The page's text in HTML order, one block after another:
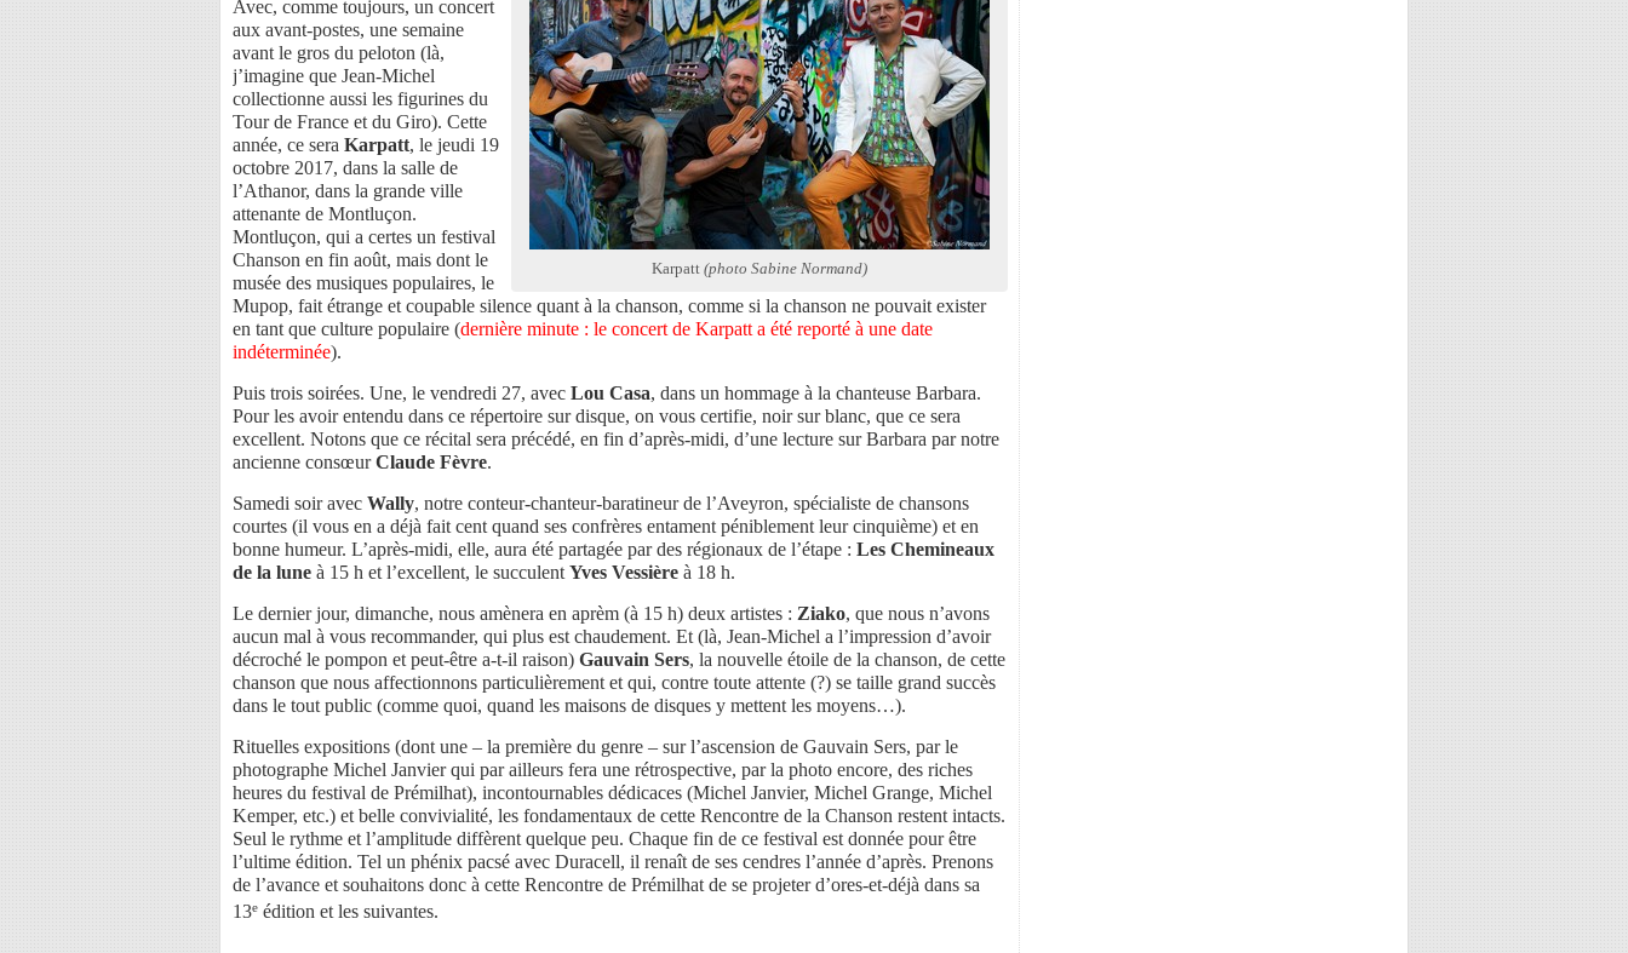
Karpatt (photo Sabine Normand)
Avec, comme toujours, un concert
aux avant-postes, une semaine
avant le gros du peloton (là,
j’imagine que Jean-Michel
collectionne aussi les figurines du
Tour de France et du Giro). Cette
année, ce sera Karpatt, le jeudi 19
octobre 2017, dans la salle de
l’Athanor, dans la grande ville
attenante de Montluçon.
Montluçon, qui a certes un festival
Chanson en fin août, mais dont le
musée des musiques populaires, le
Mupop, fait étrange et coupable silence quant à la chanson, comme si la chanson ne pouvait exister
en tant que culture populaire (dernière minute : le concert de Karpatt a été reporté à une date
indéterminée).
Puis trois soirées. Une, le vendredi 27, avec Lou Casa, dans un hommage à la chanteuse Barbara.
Pour les avoir entendu dans ce répertoire sur disque, on vous certifie, noir sur blanc, que ce sera
excellent. Notons que ce récital sera précédé, en fin d’après-midi, d’une lecture sur Barbara par notre
ancienne consœurClaude Fèvre.
Samedi soir avec Wally, notre conteur-chanteur-baratineur de l’Aveyron, spécialiste de chansons
courtes (il vous en a déjà fait cent quand ses confrères entament péniblement leur cinquième) et en
bonne humeur. L’après-midi, elle, aura été partagée par des régionaux de l’étape : Les Chemineaux
de la lune à 15 h et l’excellent, le succulent Yves Vessière à 18 h.
Le dernier jour, dimanche, nous amènera en aprèm (à 15 h) deux artistes : Ziako, que nous n’avons
aucun mal à vous recommander, qui plus est chaudement. Et (là, Jean-Michel a l’impression d’avoir
décroché le pompon et peut-être a-t-il raison) Gauvain Sers, la nouvelle étoile de la chanson, de cette
chanson que nous affectionnons particulièrement et qui, contre toute attente (?) se taille grand succès
dans le tout public (comme quoi, quand les maisons de disques y mettent les moyens…).
Rituelles expositions (dont une – la première du genre – sur l’ascension de Gauvain Sers, par le
photographe Michel Janvier qui par ailleurs fera une rétrospective, par la photo encore, des riches
heures du festival de Prémilhat), incontournables dédicaces (Michel Janvier, Michel Grange, Michel
Kemper, etc.) et belle convivialité, les fondamentaux de cette Rencontre de la Chanson restent intacts.
Seul le rythme et l’amplitude diffèrent quelque peu. Chaque fin de ce festival est donnée pour être
l’ultime édition. Tel un phénix pacsé avec Duracell, il renaît de ses cendres l’année d’après. Prenons
de l’avance et souhaitons donc à cette Rencontre de Prémilhat de se projeter d’ores-et-déjà dans sa
13e édition et les suivantes.